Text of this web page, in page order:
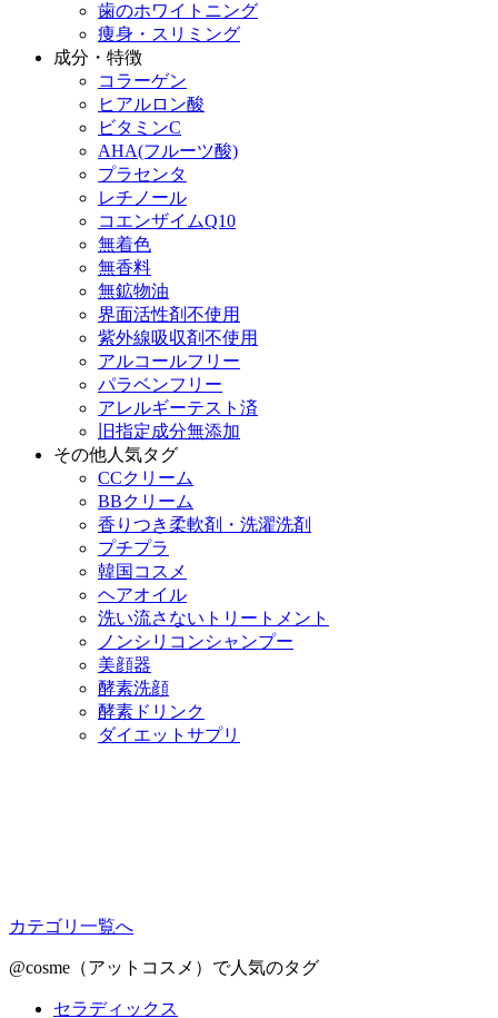
歯のホワイトニング
痩身・スリミング
成分・特徴
コラーゲン
ヒアルロン酸
ビタミンC
AHA(フルーツ酸)
プラセンタ
レチノール
コエンザイムQ10
無着色
無香料
無鉱物油
界面活性剤不使用
紫外線吸収剤不使用
アルコールフリー
パラベンフリー
アレルギーテスト済
旧指定成分無添加
その他人気タグ
CCクリーム
BBクリーム
香りつき柔軟剤・洗濯洗剤
プチプラ
韓国コスメ
ヘアオイル
洗い流さないトリートメント
ノンシリコンシャンプー
美顔器
酵素洗顔
酵素ドリンク
ダイエットサプリ
カテゴリ一覧へ
@cosme（アットコスメ）で人気のタグ
セラディックス